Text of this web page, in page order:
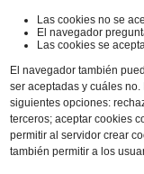
Las cookies no se
El navegador
Las cookies se
El navegador también
ser aceptadas y cuáles
siguientes opciones:
terceros; aceptar cookies
permitir al servidor crear
también permitir a los